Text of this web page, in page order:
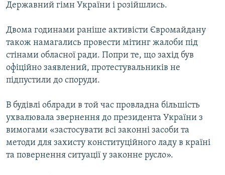
Державний гімн України і розійшлись.
Двома годинами раніше активісти Євромайдану
також намагались провести мітинг жалоби під
стінами обласної ради. Попри те, що захід був
офіційно заявлений, протестувальників не
підпустили до споруди.
В будівлі облради в той час провладна більшість
ухвалювала звернення до президента України з
вимогами «застосувати всі законні засоби та
методи для захисту конституційного ладу в країні
та повернення ситуації у законне русло».